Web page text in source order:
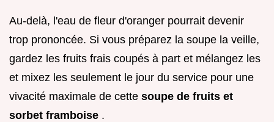
Au-delà, l'eau de fleur d'oranger pourrait devenir
trop prononcée. Si vous préparez la soupe la veille,
gardez les fruits frais coupés à part et mélangez les
et mixez les seulement le jour du service pour une
vivacité maximale de cette soupe de fruits et
sorbet framboise .